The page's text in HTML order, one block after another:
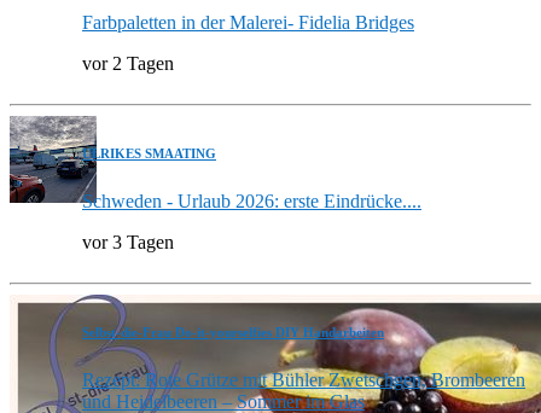
Farbpaletten in der Malerei- Fidelia Bridges
vor 2 Tagen
ULRIKES SMAATING
Schweden - Urlaub 2026: erste Eindrücke....
vor 3 Tagen
Selbst-die-Frau Do-it-yourselfies DIY Handarbeiten
Rezept: Rote Grütze mit Bühler Zwetschgen, Brombeeren
und Heidelbeeren – Sommer im Glas